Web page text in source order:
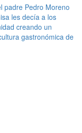
padre Pedro Moreno
les decía a los
creando un
gastronómica de